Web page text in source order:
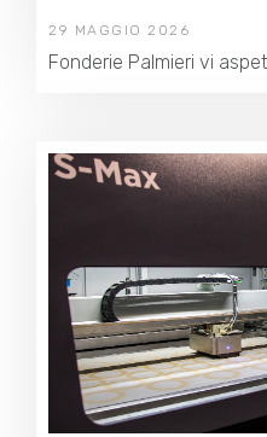
29 MAGGIO 2026
Fonderie Palmieri vi